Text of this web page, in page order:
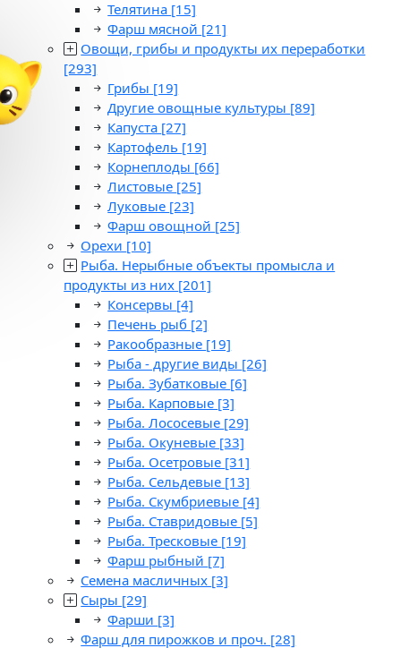
Телятина [15]
Фарш мясной [21]
Овощи, грибы и продукты их переработки
[293]
Грибы [19]
Другие овощные культуры [89]
Капуста [27]
Картофель [19]
Корнеплоды [66]
Листовые [25]
Луковые [23]
Фарш овощной [25]
Орехи [10]
Рыба. Нерыбные объекты промысла и
продукты из них [201]
Консервы [4]
Печень рыб [2]
Ракообразные [19]
Рыба - другие виды [26]
Рыба. Зубатковые [6]
Рыба. Карповые [3]
Рыба. Лососевые [29]
Рыба. Окуневые [33]
Рыба. Осетровые [31]
Рыба. Сельдевые [13]
Рыба. Скумбриевые [4]
Рыба. Ставридовые [5]
Рыба. Тресковые [19]
Фарш рыбный [7]
Семена масличных [3]
Сыры [29]
Фарши [3]
Фарш для пирожков и проч. [28]